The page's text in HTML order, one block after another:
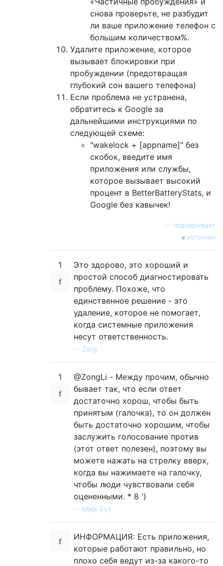
снова проверьте, не разбудит
ли ваше приложение телефон с
большим количеством%.
Удалите приложение, которое
вызывает блокировки при
пробуждении (предотвращая
глубокий сон вашего телефона)
Если проблема не устранена,
обратитесь к Google за
дальнейшими инструкциями по
следующей схеме:
"wakelock + [appname]" без
скобок, введите имя
приложения или службы,
которое вызывает высокий
процент в BetterBatteryStats, и
Google без кавычек!
подчеркивает
источник
1
Это здорово, это хороший и
простой способ диагностировать
проблему. Похоже, что
единственное решение - это
удаление, которое не помогает,
когда системные приложения
несут ответственность.
— Zong
1
@ZongLi - Между прочим, обычно
бывает так, что если ответ
достаточно хорош, чтобы быть
принятым (галочка), то он должен
быть достаточно хорошим, чтобы
заслужить голосование против
(этот ответ полезен), поэтому вы
можете нажать на стрелку вверх,
когда вы нажимаете на галочку,
чтобы люди чувствовали себя
оцененными. * 8 ')
— Марк Бут
ИНФОРМАЦИЯ: Есть приложения,
которые работают правильно, но
плохо себя ведут из-за какого-то